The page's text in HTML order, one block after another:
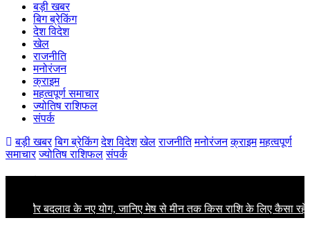
बड़ी खबर
बिग ब्रेकिंग
देश विदेश
खेल
राजनीति
मनोरंजन
क्राइम
महत्वपूर्ण समाचार
ज्योतिष राशिफल
संपर्क
बड़ी खबर बिग ब्रेकिंग देश विदेश खेल राजनीति मनोरंजन क्राइम महत्वपूर्ण
समाचार ज्योतिष राशिफल संपर्क
बदलाव के नए योग, जानिए मेष से मीन तक किस राशि के लिए कैसा रहेगा